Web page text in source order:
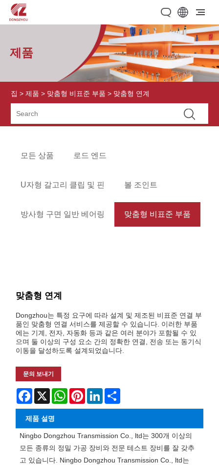
제품
집 > 제품 > 맞춤형 비표준 부품 > 맞춤형 연계
모든 상품 로드 엔드
U자형 갈고리 클립 및 핀 볼 조인트
방사형 구면 일반 베어링 맞춤형 비표준 부품
맞춤형 연계
Dongzhou는 특정 요구에 따라 설계 및 제조된 비표준 연결 부
품인 맞춤형 연결 서비스를 제공할 수 있습니다. 이러한 부품
에는 기계, 전자, 자동화 등과 같은 여러 분야가 포함될 수 있
으며 둘 이상의 구성 요소 간의 정확한 연결, 전송 또는 동기식
이동을 달성하도록 설계되었습니다.
문의 보내기
Facebook
X WhatsAppPinterestLinkedIn
제품 설명
Ningbo Dongzhou Transmission Co., ltd는 300개 이상의
모든 종류의 정밀 가공 장비와 전문 테스트 장비를 잘 갖추
고 있습니다. Ningbo Dongzhou Transmission Co., ltd는